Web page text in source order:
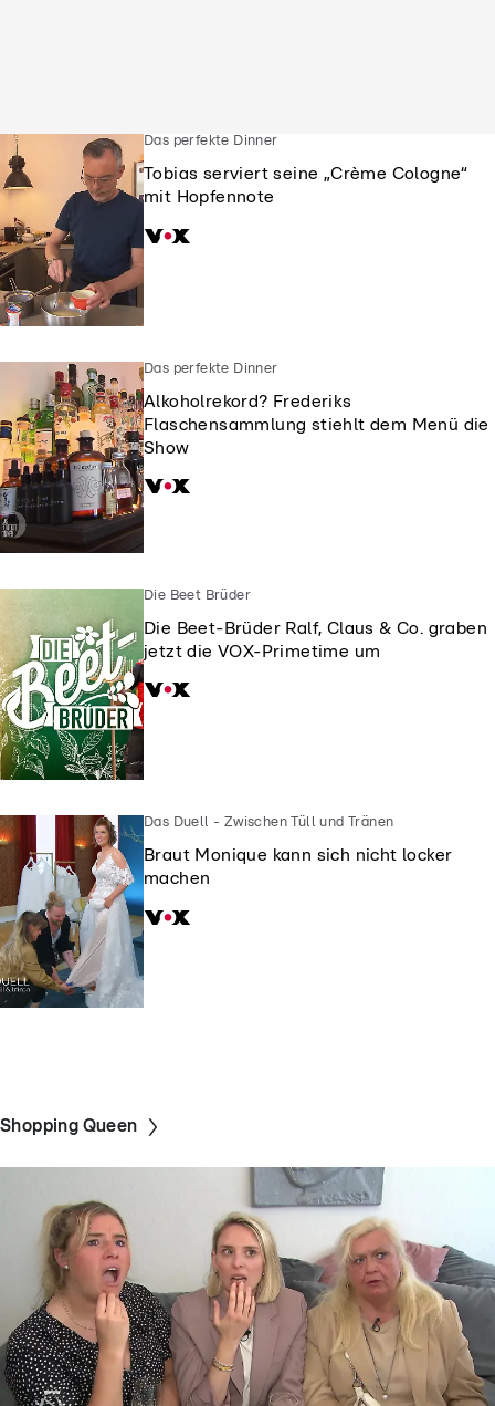
Das perfekte Dinner
Tobias serviert seine „Crème Cologne“
mit Hopfennote
Das perfekte Dinner
Alkoholrekord? Frederiks
Flaschensammlung stiehlt dem Menü die
Show
Die Beet Brüder
Die Beet-Brüder Ralf, Claus & Co. graben
jetzt die VOX-Primetime um
Das Duell - Zwischen Tüll und Tränen
Braut Monique kann sich nicht locker
machen
Shopping Queen